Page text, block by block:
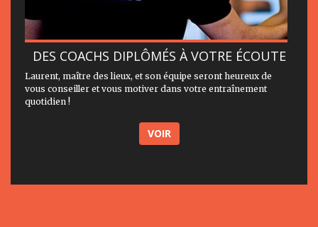
DES COACHS DIPLÔMÉS À VOTRE ÉCOUTE
Laurent, maître des lieux, et son équipe seront heureux de
vous conseiller et vous motiver dans votre entraînement
quotidien !
VOIR